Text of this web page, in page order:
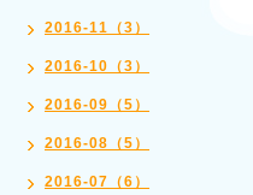
2016-11（3）
2016-10（3）
2016-09（5）
2016-08（5）
2016-07（6）